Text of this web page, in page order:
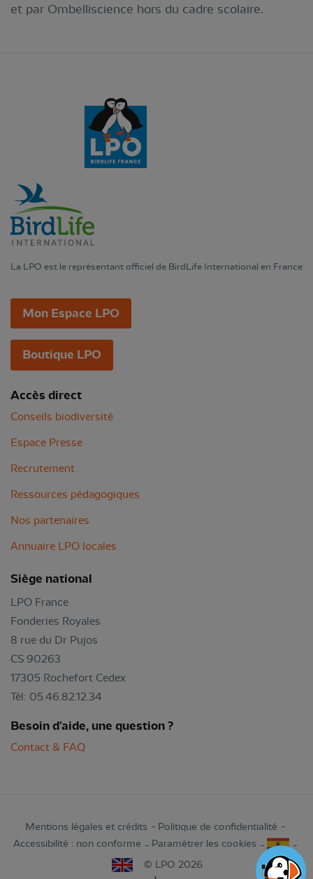
et par Ombelliscience hors du cadre scolaire.
La LPO est le représentant officiel de BirdLife International en France
Mon Espace LPO
Boutique LPO
Accès direct
Conseils biodiversité
Espace Presse
Recrutement
Ressources pédagogiques
Nos partenaires
Annuaire LPO locales
Siège national
LPO France
Fonderies Royales
8 rue du Dr Pujos
CS 90263
17305 Rochefort Cedex
Tél: 05.46.82.12.34
Besoin d'aide, une question ?
Contact & FAQ
Mentions légales et crédits
Politique de confidentialité
Accessibilité : non conforme
Paramétrer les cookies
© LPO 2026